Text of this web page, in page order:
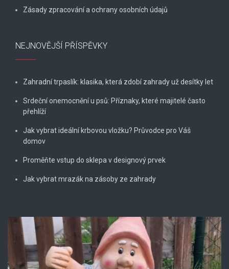
Zásady zpracování a ochrany osobních údajů
NEJNOVĚJŠÍ PŘÍSPĚVKY
Zahradní trpaslík: klasika, která zdobí zahrady už desítky let
Srdeční onemocnění u psů: Příznaky, které majitelé často
přehlíží
Jak vybrat ideální krbovou vložku? Průvodce pro Váš
domov
Proměňte vstup do sklepa v designový prvek
Jak vybrat mrazák na zásoby ze zahrady